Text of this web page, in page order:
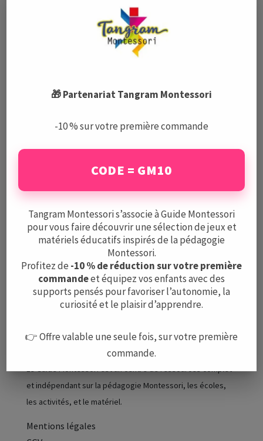
aider à trouver de nouveaux élèves
la formule fonctionne pour vous, elle fonctionne
pour nous ! Nous proposons ainsi aux familles qui
le souhaitent uniquement, d’être contactées par
modifier votre description dans le guide ainsi que
guide des activités, ainsi que le
du matériel, que vous pouvez transmettre
gratuitement aux parents d’élèves afin de leur
proposer une valeur ajoutée supplémentaire !
Le Guide Montessori est un centre de ressources complet
et indépendant sur la pédagogie Montessori, les écoles,
les activités, et le matériel.
Mentions légales
🎁 Partenariat Tangram Montessori
-10 % sur votre première commande
CODE = GM10
Tangram Montessori s’associe à Guide Montessori
pour vous faire découvrir une sélection de jeux et
matériels éducatifs inspirés de la pédagogie
Montessori.
Profitez de -10 % de réduction sur votre première
commandeet équipez vos enfants avec des
supports pensés pour favoriser l’autonomie, la
curiosité et le plaisir d’apprendre.
👉 Offre valable une seule fois, sur votre première
commande.